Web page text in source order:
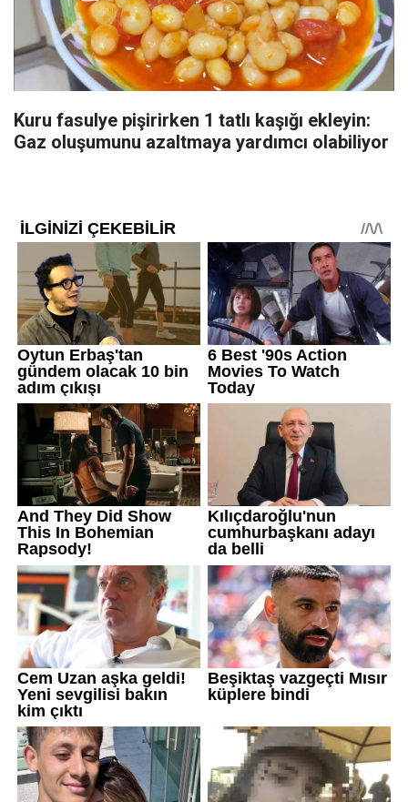
Kuru fasulye pişirirken 1 tatlı kaşığı ekleyin:
Gaz oluşumunu azaltmaya yardımcı olabiliyor